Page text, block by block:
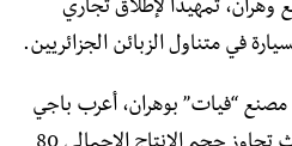
وهران، تمهيداً لإطلاق تجاري
في متناول الزبائن الجزائريين.
“فيات” بوهران، أعرب باجي